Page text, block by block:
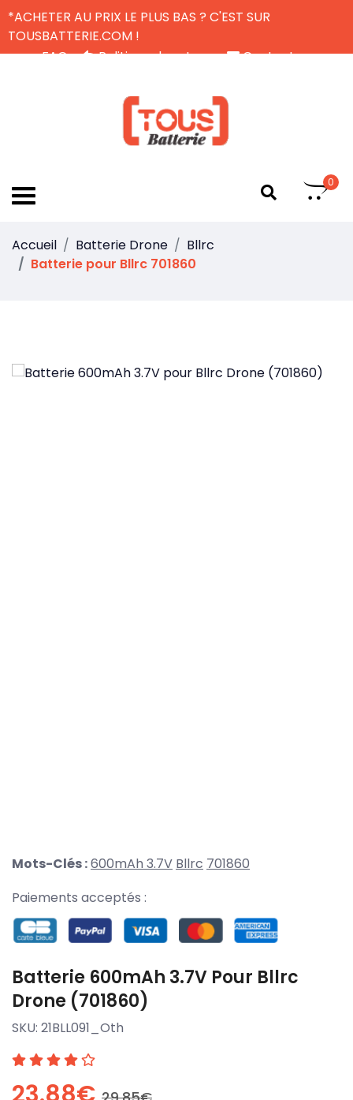
*ACHETER AU PRIX LE PLUS BAS ? C'EST SUR
TOUSBATTERIE.COM !
FAQ
Politique de retour
Contactez-nous
0
Accueil Batterie Drone
Bllrc
Batterie pour Bllrc 701860
Mots-Clés :600mAh 3.7V Bllrc 701860
Paiements acceptés :
Batterie 600mAh 3.7V Pour Bllrc
Drone (701860)
SKU: 21BLL091_Oth